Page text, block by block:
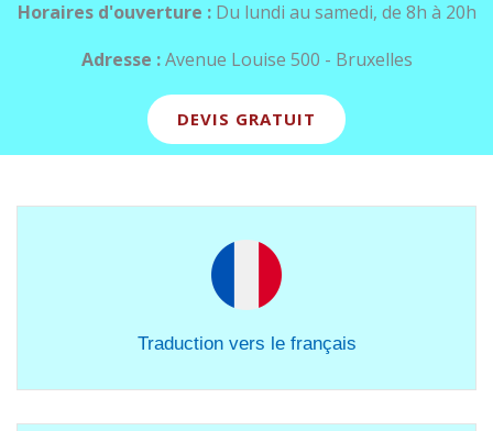
Horaires d'ouverture : Du lundi au samedi, de 8h à 20h
Adresse :Avenue Louise 500 - Bruxelles
DEVIS GRATUIT
Traduction vers le français